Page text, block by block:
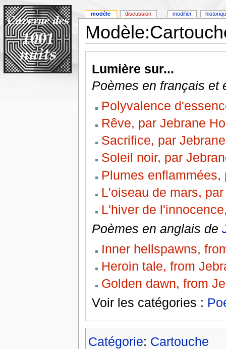
Lumière sur...
Poèmes en français et
Polyvalence
Rêve, par Jebrane
Sacrifice, par
Soleil noir, par
Plumes
L'oiseau de mars,
L'hiver de
Poèmes en anglais de
Inner hellspawns,
Heroin tale, from
Golden dawn, from
Voir les catégories :
Catégorie: Cartouche
modèle discussion modifier